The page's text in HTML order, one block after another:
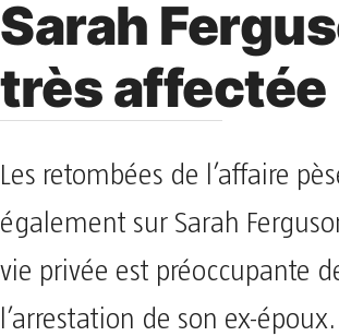
Sarah
très affectée
Les retombées de l’affaire
également sur Sarah
vie privée est préoccupante
l’arrestation de son ex-